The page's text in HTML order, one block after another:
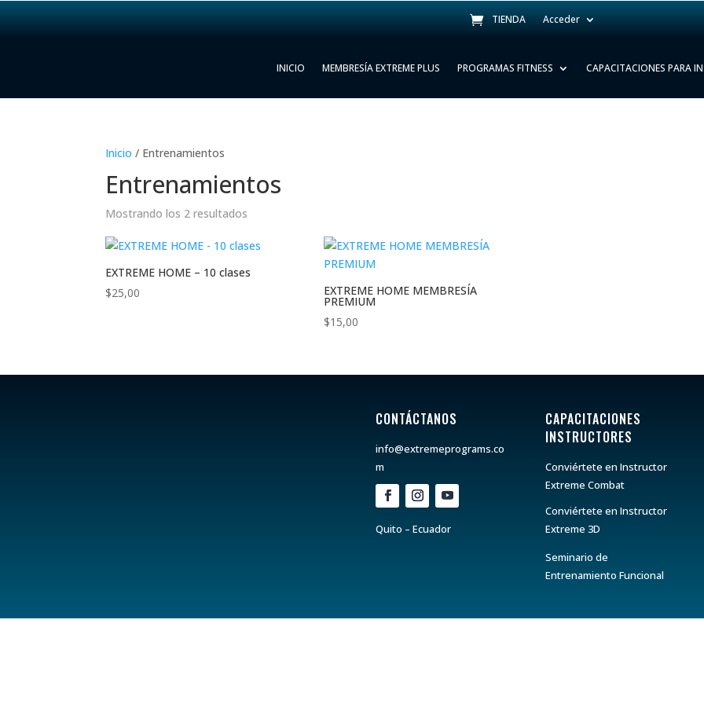
TIENDA Acceder
INICIO MEMBRESÍA EXTREME PLUS PROGRAMAS FITNESS CAPACITACIONES PARA
Inicio / Entrenamientos
Entrenamientos
Mostrando los 2 resultados
EXTREME HOME – 10 clases
$25,00 EXTREME HOME MEMBRESÍA
PREMIUM
$15,00
CONTÁCTANOS
info@extremeprograms.co
m
Quito – Ecuador
CAPACITACIONES
INSTRUCTORES
Conviértete en Instructor
Extreme Combat
Conviértete en Instructor
Extreme 3D
Seminario de
Entrenamiento Funcional